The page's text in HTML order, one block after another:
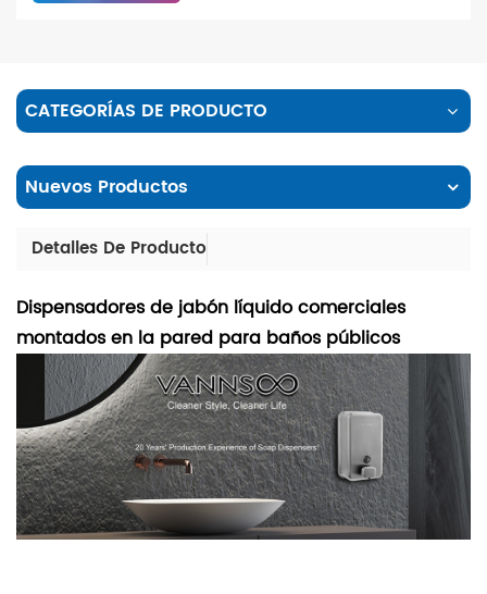
CATEGORÍAS DE PRODUCTO
Nuevos Productos
Detalles De Producto
Dispensadores de jabón líquido comerciales
montados en la pared para baños públicos